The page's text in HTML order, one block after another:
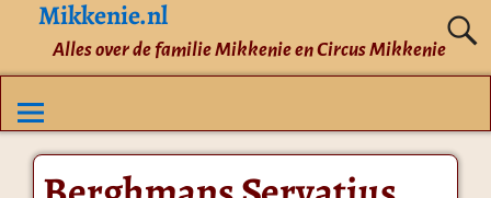
Mikkenie.nl
Alles over de familie Mikkenie en Circus Mikkenie